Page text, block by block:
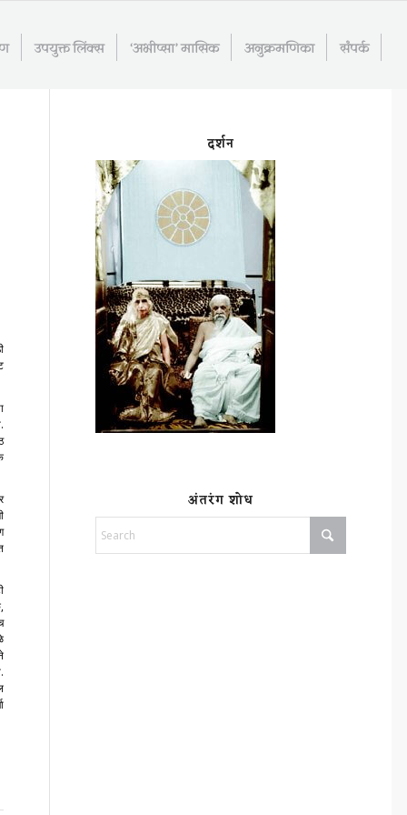
उपयुक्त लिंक्स ‘अभीप्सा’ मासिक अनुक्रमणिका संपर्क
दर्शन
अंतरंग शोध